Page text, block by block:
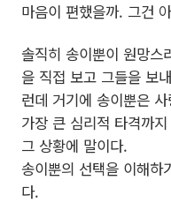
마음이 편했을까. 그건
솔직히 송이뿐이 원망스
을 직접 보고 그들을 보
런데 거기에 송이뿐은
가장 큰 심리적 타격까
그 상황에 말이다.
송이뿐의 선택을 이해
다.